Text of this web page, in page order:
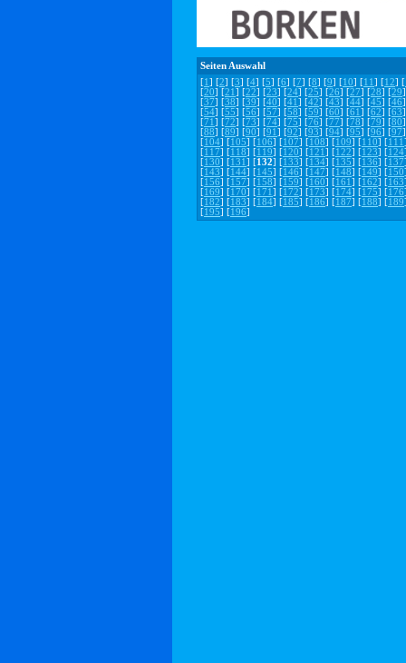
Seiten Auswahl
[1 ] [2] [3] [4] [5] [6] [7] [8] [9] [10] [11 ] [12] [
[20] [21 ] [22] [23] [24] [25] [26] [27] [28] [29
[37] [38] [39] [40] [41 ] [42] [43] [44] [45] [46
[54] [55] [56] [57] [58] [59] [60] [61 ] [62] [63
[71 ] [72] [73] [74] [75] [76] [77] [78] [79] [80
[88] [89] [90] [91 ] [92] [93] [94] [95] [96] [97
[104] [105] [106] [107] [108] [109] [110] [111
[117] [118] [119] [120] [121 ] [122] [123] [124
[130] [131 ] [132] [133] [134] [135] [136] [137
[143] [144] [145] [146] [147] [148] [149] [150
[156] [157] [158] [159] [160] [161 ] [162] [163
[169] [170] [171 ] [172] [173] [174] [175] [176
[182] [183] [184] [185] [186] [187] [188] [189
[195] [196]